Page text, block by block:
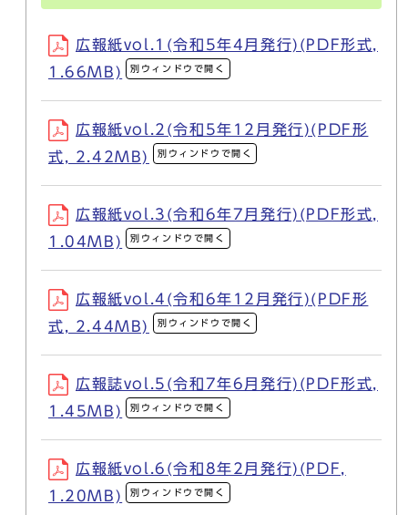
広報紙vol.1(令和5年4月発行)(PDF形式,
1.66MB)
別ウィンドウで開く
広報紙vol.2(令和5年12月発行)(PDF形
式, 2.42MB)
別ウィンドウで開く
広報紙vol.3(令和6年7月発行)(PDF形式,
1.04MB)
別ウィンドウで開く
広報紙vol.4(令和6年12月発行)(PDF形
式, 2.44MB)
別ウィンドウで開く
広報誌vol.5(令和7年6月発行)(PDF形式,
1.45MB)
別ウィンドウで開く
広報紙vol.6(令和8年2月発行)(PDF,
1.20MB)
別ウィンドウで開く